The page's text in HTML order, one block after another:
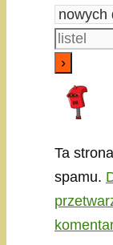
Ta
spamu.